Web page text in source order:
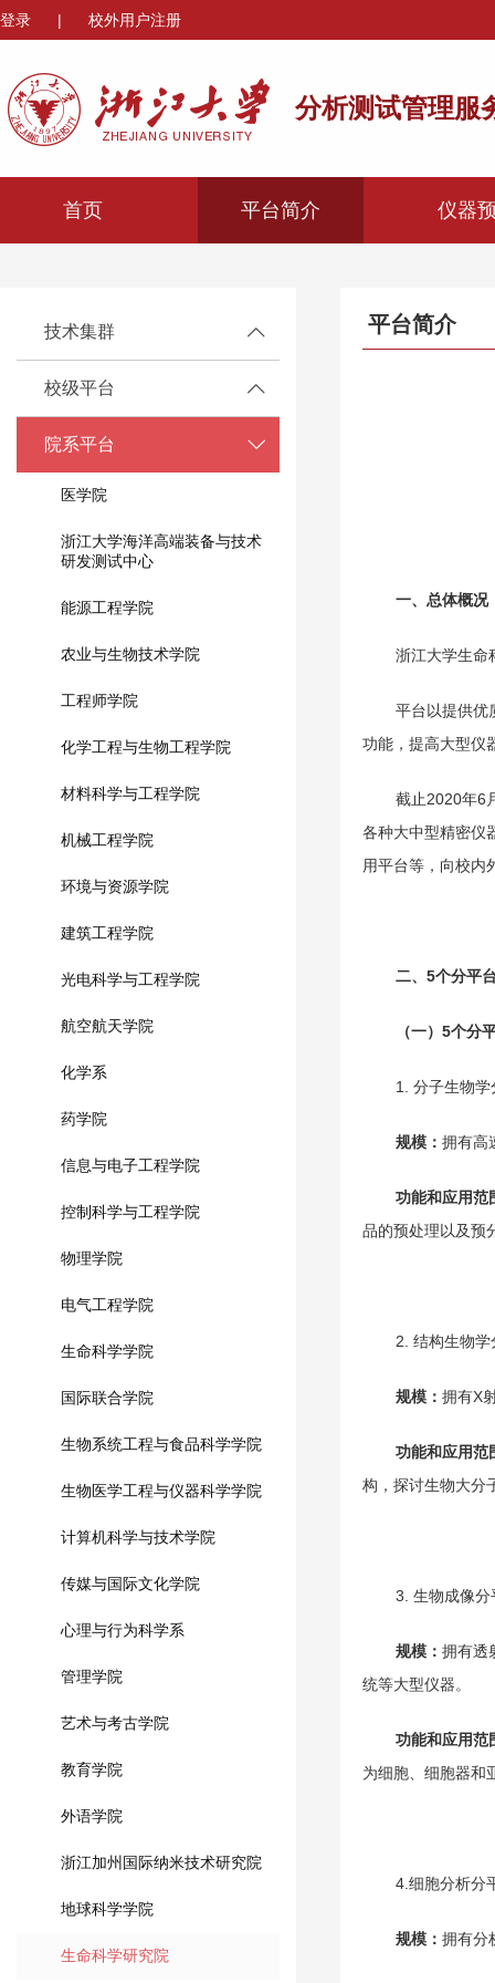
登录 | 校外用户注册
分析测试管理服
首页 平台简介 仪器
技术集群
校级平台
院系平台
医学院
浙江大学海洋高端装备与技术
研发测试中心
能源工程学院
农业与生物技术学院
工程师学院
化学工程与生物工程学院
材料科学与工程学院
机械工程学院
环境与资源学院
建筑工程学院
光电科学与工程学院
航空航天学院
化学系
药学院
信息与电子工程学院
控制科学与工程学院
物理学院
电气工程学院
生命科学学院
国际联合学院
生物系统工程与食品科学学院
生物医学工程与仪器科学学院
计算机科学与技术学院
传媒与国际文化学院
心理与行为科学系
管理学院
艺术与考古学院
教育学院
外语学院
浙江加州国际纳米技术研究院
地球科学学院
生命科学研究院
平台简介
一、总体概况
浙江大学生命
平台以提供优
功能，提高大型仪
截止2020年6
各种大中型精密仪
用平台等，向校内
二、 5个分平
（一） 5个分
1. 分子生物
规模： 拥有高
功能和应用范
品的预处理以及预
2. 结构生物
规模： 拥有X
功能和应用范
构，探讨生物大分
3. 生物成像
规模： 拥有透
统等大型仪器。
功能和应用范
为细胞、细胞器和
4.细胞分析分
规模： 拥有分